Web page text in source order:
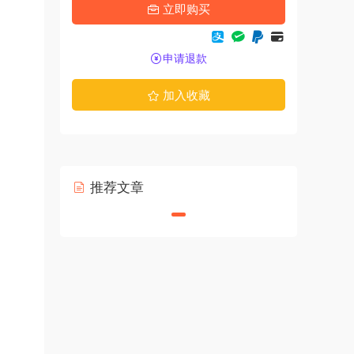
立即购买
申请退款
加入收藏
推荐文章